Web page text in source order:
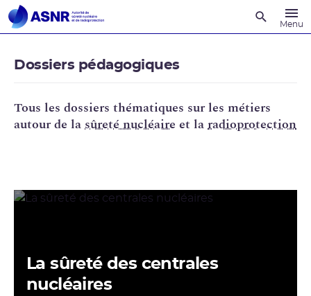
Menu
Dossiers pédagogiques
Tous les dossiers thématiques sur les métiers
autour de lasûreté nucléaire et laradioprotection
La sûreté des centrales
nucléaires